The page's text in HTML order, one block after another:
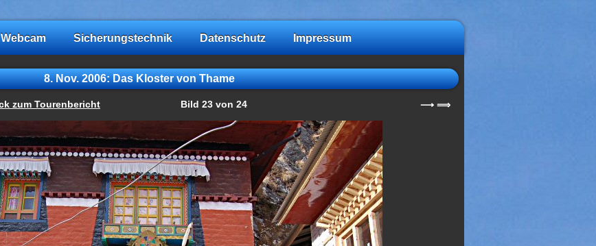
Webcam Sicherungstechnik Datenschutz Impressum
8. Nov. 2006: Das Kloster von Thame
zum Tourenbericht Bild 23 von 24 ⟶ ⟹